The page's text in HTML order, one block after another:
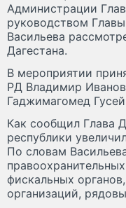
Администрации
руководством
Васильева
Дагестана.
В мероприятии
РД Владимир
Гаджимагомед
Как сообщил Глава
республики
По словам
фискальных
организаций,